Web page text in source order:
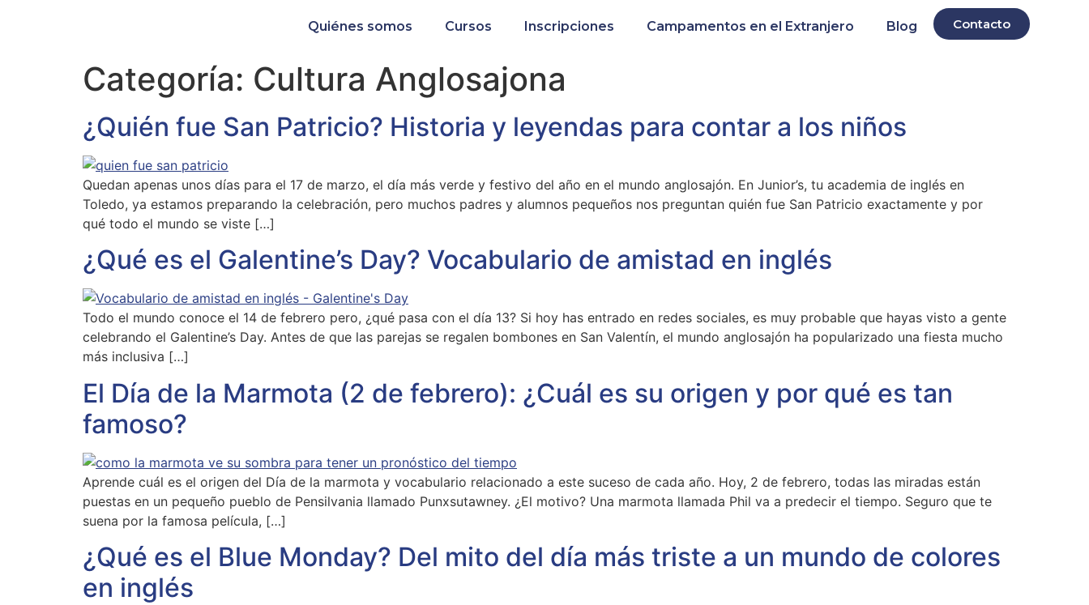
Quiénes somos Cursos Inscripciones Campamentos en el Extranjero Blog Contacto
Categoría: Cultura Anglosajona
¿Quién fue San Patricio? Historia y leyendas para contar a los niños
Quedan apenas unos días para el 17 de marzo, el día más verde y festivo del año en el mundo anglosajón. En Junior’s, tu academia de inglés en
Toledo, ya estamos preparando la celebración, pero muchos padres y alumnos pequeños nos preguntan quién fue San Patricio exactamente y por
qué todo el mundo se viste […]
¿Qué es el Galentine’s Day? Vocabulario de amistad en inglés
Todo el mundo conoce el 14 de febrero pero, ¿qué pasa con el día 13? Si hoy has entrado en redes sociales, es muy probable que hayas visto a gente
celebrando el Galentine’s Day. Antes de que las parejas se regalen bombones en San Valentín, el mundo anglosajón ha popularizado una fiesta mucho
más inclusiva […]
El Día de la Marmota (2 de febrero): ¿Cuál es su origen y por qué es tan
famoso?
Aprende cuál es el origen del Día de la marmota y vocabulario relacionado a este suceso de cada año. Hoy, 2 de febrero, todas las miradas están
puestas en un pequeño pueblo de Pensilvania llamado Punxsutawney. ¿El motivo? Una marmota llamada Phil va a predecir el tiempo. Seguro que te
suena por la famosa película, […]
¿Qué es el Blue Monday? Del mito del día más triste a un mundo de colores
en inglés